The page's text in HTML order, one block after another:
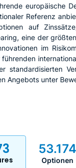
europäische
Referenz
auf
eine der
im
Angebots unter
53.174
Optionen